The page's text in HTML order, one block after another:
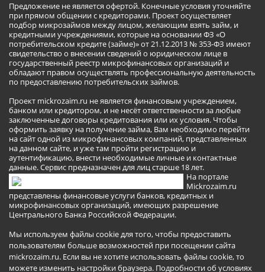
Предложение не является офертой. Конечные условия уточняйте
при прямом общении с кредиторами. Проект осуществляет
подбор микрозаймов между лицом, желающим взять займ, и
кредитными учреждениями, которые на основании ФЗ «О
потребительском кредите (займе)» от 21.12.2013 № 353-ФЗ имеют
свидетельство о внесении сведений о юридическом лице в
государственный реестр микрофинансовых организаций и
обладают правом осуществлять профессиональную деятельность
по предоставлению потребительских займов.
Проект mickrozaim.ru не является финансовым учреждением,
банком или кредитором, и не несёт ответственности за любые
заключенные договоры кредитования или их условия. Чтобы
оформить заявку на получение займа, Вам необходимо перейти
на сайт одной из микрофинансовых компаний, представленных
на данном сайте, и уже там пройти регистрацию и
аутентификацию, внести необходимые личные и контактные
данные. Сервис предназначен для лиц старше 18 лет.
На портале
Mickrozaim.ru
представлены финансовые услуги банков, кредитных и
микрофинансовых организаций, имеющих разрешение
Центрального Банка Российской Федерации.
Мы используем файлы cookie для того, чтобы предоставить
пользователям больше возможностей при посещении сайта
mickrozaim.ru. Если вы не хотите использовать файлы cookie, то
можете изменить настройки браузера. Подробности об условиях